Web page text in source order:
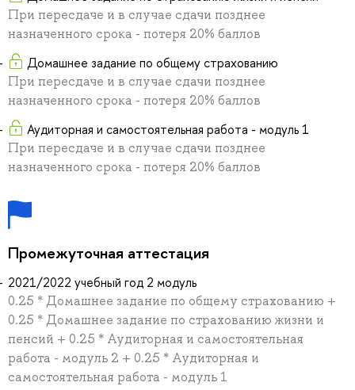
При пересдаче и в случае сдачи позднее
назначенного срока - потеря 20% баллов
Домашнее задание по общему страхованию
При пересдаче и в случае сдачи позднее
назначенного срока - потеря 20% баллов
Аудиторная и самостоятельная работа - модуль 1
При пересдаче и в случае сдачи позднее
назначенного срока - потеря 20% баллов
Промежуточная аттестация
2021/2022 учебный год 2 модуль
0.25 * Домашнее задание по общему страхованию +
0.25 * Домашнее задание по страхованию жизни и
пенсий + 0.25 * Аудиторная и самостоятельная
работа - модуль 2 + 0.25 * Аудиторная и
самостоятельная работа - модуль 1